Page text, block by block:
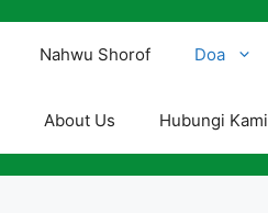
Nahwu Shorof Doa
About Us Hubungi Kami